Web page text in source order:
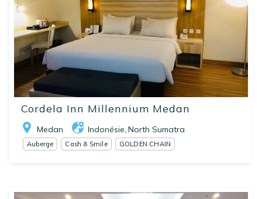
Cordela Inn Millennium Medan
Medan Indonésie North Sumatra
Auberge Cash & Smile GOLDEN CHAIN